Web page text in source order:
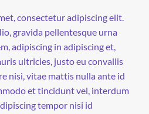
consectetur adipiscing elit.
gravida pellentesque urna
adipiscing in adipiscing et,
ultricies, justo eu convallis
nisi, vitae mattis nulla ante id
et tincidunt vel, interdum
tempor nisi id